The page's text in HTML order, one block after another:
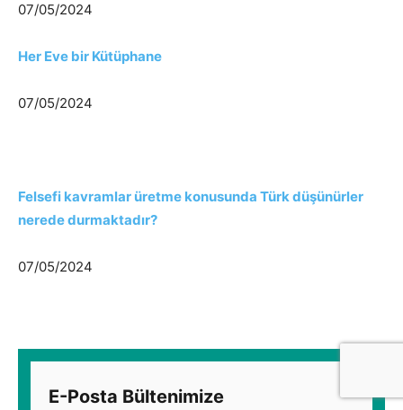
07/05/2024
Her Eve bir Kütüphane
07/05/2024
Felsefi kavramlar üretme konusunda Türk düşünürler
nerede durmaktadır?
07/05/2024
E-Posta Bültenimize